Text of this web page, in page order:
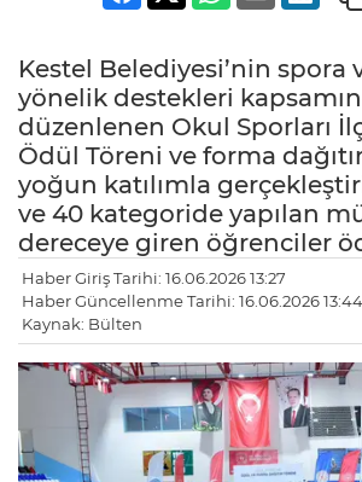
Kestel Belediyesi’nin spora
yönelik destekleri
düzenlenen Okul Sporları
Ödül Töreni ve forma
yoğun katılımla
ve 40 kategoride yapılan
dereceye giren öğrenciler
Haber Giriş Tarihi: 16.06.2026 13:27
Haber Güncellenme Tarihi: 16.06.2026 13:44
Kaynak: Bülten